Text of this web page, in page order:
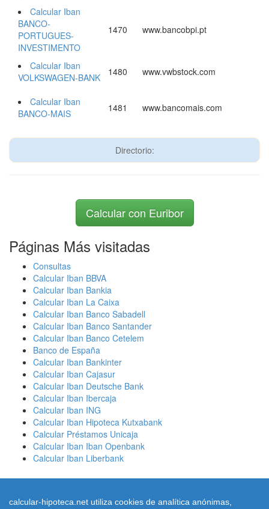
Calcular Iban
BANCO-
PORTUGUES-
INVESTIMENTO
1470 www.bancobpi.pt
Calcular Iban
VOLKSWAGEN-BANK
1480 www.vwbstock.com
Calcular Iban
BANCO-MAIS
1481 www.bancomais.com
Directorio:
Calcular con Euribor
Páginas Más visitadas
Consultas
Calcular Iban BBVA
Calcular Iban Bankia
Calcular Iban La Caixa
Calcular Iban Banco Sabadell
Calcular Iban Banco Santander
Calcular Iban Banco Cetelem
Banco de España
Calcular Iban Bankinter
Calcular Iban Cajasur
Calcular Iban Deutsche Bank
Calcular Iban Ibercaja
Calcular Iban ING
Calcular Iban Hipoteca Kutxabank
Calcular Préstamos Unicaja
Calcular Iban Iban Openbank
Calcular Iban Liberbank
calcular-hipoteca.net utiliza cookies de analítica anónimas,